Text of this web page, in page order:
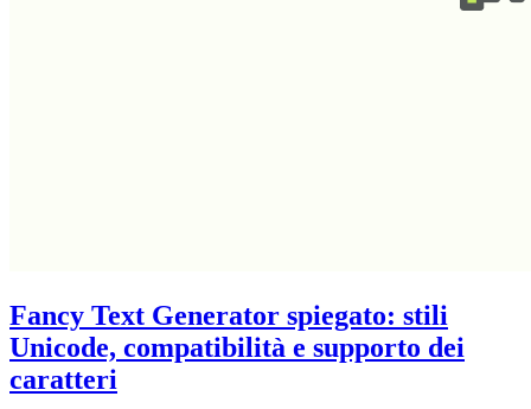
Fancy Text Generator spiegato: stili
Unicode, compatibilità e supporto dei
caratteri